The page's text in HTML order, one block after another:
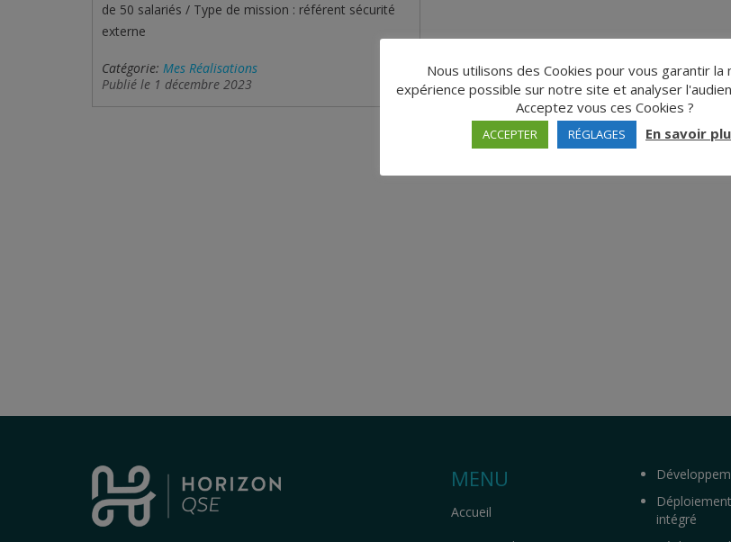
de 50 salariés / Type de mission : référent sécurité
externe
Catégorie: Mes Réalisations
Publié le 1 décembre 2023
MENU
Accueil
intégré
Nous utilisons des Cookies pour vous garantir la
expérience possible sur notre site et analyser
Acceptez vous ces Cookies ?
ACCEPTER RÉGLAGES En savoir